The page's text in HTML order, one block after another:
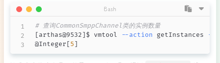
# 查询CommonSmppChannel类的实例数量
[arthas@9532] $ vmtool --action getInstances
--
@Integer [5]
Bash